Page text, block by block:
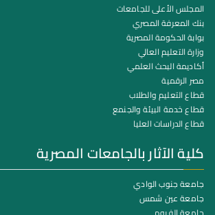
المجلس الأعلى للجامعات
بنك المعرفة المصري
بوابة الحكومة المصرية
وزارة التعليم العالي
أكاديمة البحث العلمي
مصر الرقمية
قطاع التعليم والطلاب
قطاع خدمة البيئة والجنمع
قطاع الدراسات العليا
كلية الآثار بالجامعات المصرية
جامعة جنوب الوادي
جامعة عين شمس